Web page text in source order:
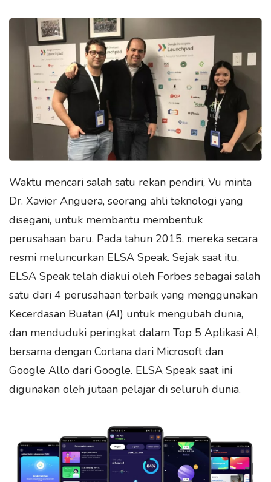
Waktu mencari salah satu rekan pendiri, Vu minta
Dr. Xavier Anguera, seorang ahli teknologi yang
disegani, untuk membantu membentuk
perusahaan baru. Pada tahun 2015, mereka secara
resmi meluncurkan ELSA Speak. Sejak saat itu,
ELSA Speak telah diakui oleh Forbes sebagai salah
satu dari 4 perusahaan terbaik yang menggunakan
Kecerdasan Buatan (AI) untuk mengubah dunia,
dan menduduki peringkat dalam Top 5 Aplikasi AI,
bersama dengan Cortana dari Microsoft dan
Google Allo dari Google. ELSA Speak saat ini
digunakan oleh jutaan pelajar di seluruh dunia.